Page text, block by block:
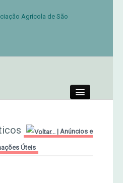
Serviços
Concursos Micaelenses
AGRÍCOLA DE SANTANA
| Anúncios e
Úteis